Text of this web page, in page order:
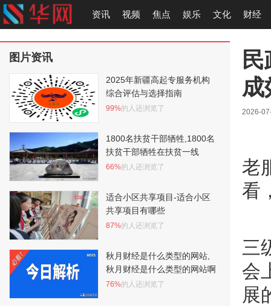
资讯 视频 焦点 娱乐 文化 财经
成
2026-
老
看
三
会
展
图片资讯
2025年新疆高起专服务机构
综合评估与选择指南
99%的人还浏览了
1800名扶贫干部牺牲,1800名
扶贫干部牺牲在扶贫一线
66%的人还浏览了
适合小区共享项目-适合小区
共享项目有哪些
87%的人还浏览了
秋月财经是什么类型的网站,
秋月财经是什么类型的网站啊
76%的人还浏览了